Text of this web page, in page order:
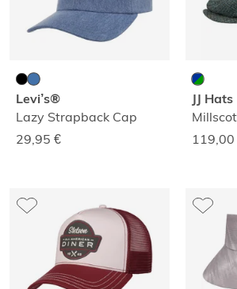
Levi’s®
Lazy Strapback Cap
29,95 €
JJ Hats
119,00